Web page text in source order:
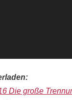
Die große